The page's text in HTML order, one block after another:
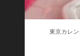
東京カレ